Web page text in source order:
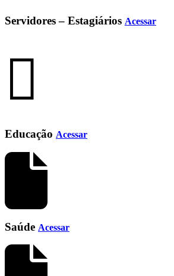
Servidores – Estagiários Acessar
Educação Acessar
Saúde Acessar